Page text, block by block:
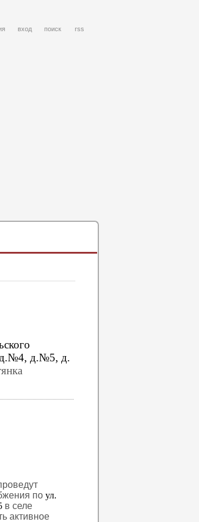
вход поиск rss
д.№4, д.№5, д.
по ул.
в селе
активное